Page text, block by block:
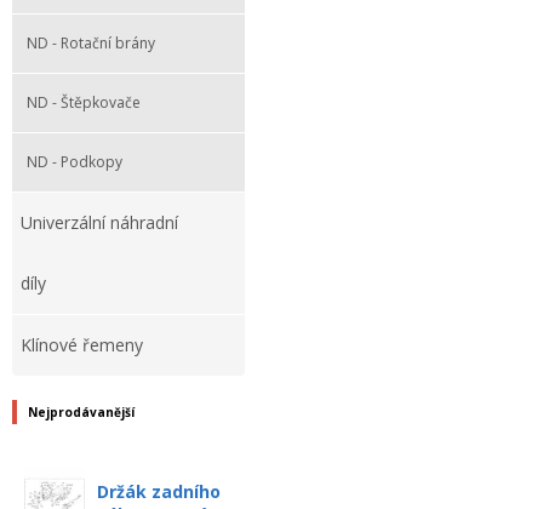
ND - Rotační brány
ND - Štěpkovače
ND - Podkopy
Univerzální náhradní
díly
Klínové řemeny
Nejprodávanější
Držák zadního